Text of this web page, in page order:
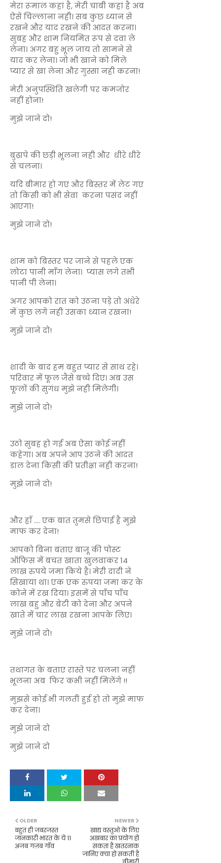
मेरा रूमाल कहां है, मेरी चाबी कहां है अब
ऐसे चिल्लाना नही। सब कुछ ध्यान से
रखने और याद रखने की आदत करना।
सुबह और शाम नियमित रूप से दवा ले
लेना। अगर बहु भूल जाय तो सामने से
याद कर लेना। जो भी खाने को मिले
प्यार से खा लेना और गुस्सा नही करना!
मेरी अनुपस्थिति खलेगी पर कमजोर
नहीं होना!
मुझे जाने दो!
बुढ़ापे की छड़ी भूलना नही और धीरे धीरे
से चलना।
यदि बीमार हो गए और बिस्तर में लेट गए
तो किसी को भी सेवा करना पसंद नहीं
आएगा!
मुझे जाने दो!
शाम को बिस्तर पर जाने से पहले एक
लोटा पानी माँग लेना। प्यास लगे तभी
पानी पी लेना।
अगर आपको रात को उठना पड़े तो अंधेरे
में कुछ लगे नही उसका ध्यान रखना!
मुझे जाने दो!
शादी के बाद हम बहुत प्यार से साथ रहे।
परिवार में फूल जैसे बच्चे दिए। अब उस
फूलों की सुगंध मुझे नही मिलेगी।
मुझे जाने दो!
उठो सुबह हो गई अब ऐसा कोई नहीं
कहेगा। अब अपने आप उठने की आदत
डाल देना किसी की प्रतीक्षा नही करना!
मुझे जाने दो!
और हाँ .... एक बात तुमसे छिपाई है मुझे
माफ कर देना!
आपको बिना बताए बाजू की पोस्ट
ऑफिस में बचत खाता खुलवाकर 14
लाख रुपये जमा किये है। मेरी दादी ने
सिखाया था। एक एक रुपया जमा कर के
कोने में रख दिया। इसमें से पाँच पाँच
लाख बहु और बेटी को देना और अपने
खाते में चार लाख रखना आपके लिए।
मुझे जाने दो!
तथागत के बताए रास्ते पर चलना नहीं
भूलना अब फिर कभी नहीं मिलेंगे !!
मुझसे कोई भी गलती हुई हो तो मुझे माफ
कर देना।
मुझे जाने दो
मुझे जाने दो
NEWER
खाद्य वस्तुओ के लिए
अखबार का प्रयोग हो
सकता है खतरनाक
जानिए क्या हो सकती है
OLDER
बहुत ही जबरजस्त
जानकारी भारत के ये 11
अजब गज़ब गाँव